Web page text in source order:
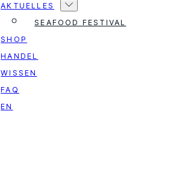
AKTUELLES
SEAFOOD FESTIVAL
SHOP
HANDEL
WISSEN
FAQ
EN